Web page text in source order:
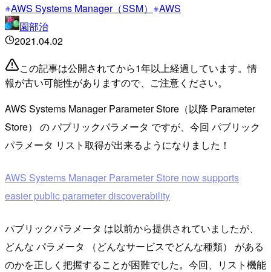
AWS Systems Manager（SSM）
AWS
園部治
2021.04.02
この記事は公開されてから1年以上経過しています。情
報が古い可能性がありますので、ご注意ください。
AWS Systems Manager Parameter Store（以降 Parameter
Store） の パブリックパラメータ ですが、今回 パブリック
パラメータ リスト取得が出来るようになりました！
AWS Systems Manager Parameter Store now supports
easier public parameter discoverability
パブリックパラメータ は以前から提供されていましたが、
どんな パラメータ （どんなサービスでどんな種類） がある
のかを正しく把握することが困難でした。今回、リスト機能